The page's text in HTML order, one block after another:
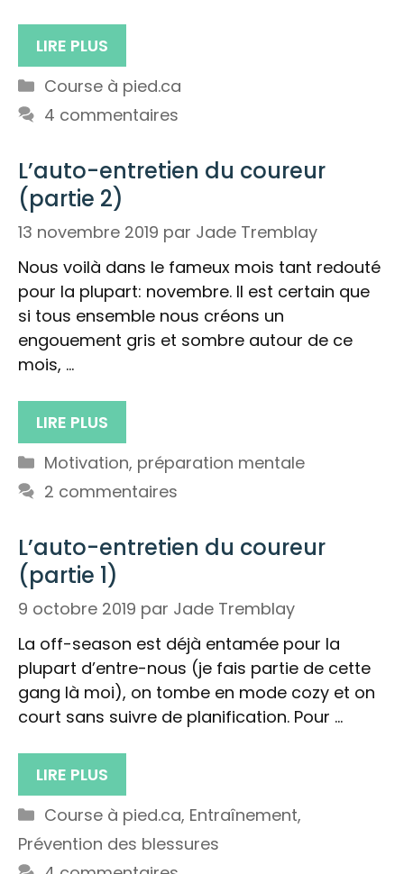
LIRE PLUS
Catégories
Course à pied.ca
4 commentaires
L’auto-entretien du coureur
(partie 2)
13 novembre 2019 par Jade Tremblay
Nous voilà dans le fameux mois tant redouté
pour la plupart: novembre. Il est certain que
si tous ensemble nous créons un
engouement gris et sombre autour de ce
mois, …
LIRE PLUS
Catégories
Motivation, préparation mentale
2 commentaires
L’auto-entretien du coureur
(partie 1)
9 octobre 2019 par Jade Tremblay
La off-season est déjà entamée pour la
plupart d’entre-nous (je fais partie de cette
gang là moi), on tombe en mode cozy et on
court sans suivre de planification. Pour …
LIRE PLUS
Catégories
Course à pied.ca, Entraînement,
Prévention des blessures